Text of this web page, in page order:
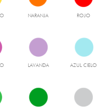
NARANJA ROJO
LAVANDA AZUL CIELO